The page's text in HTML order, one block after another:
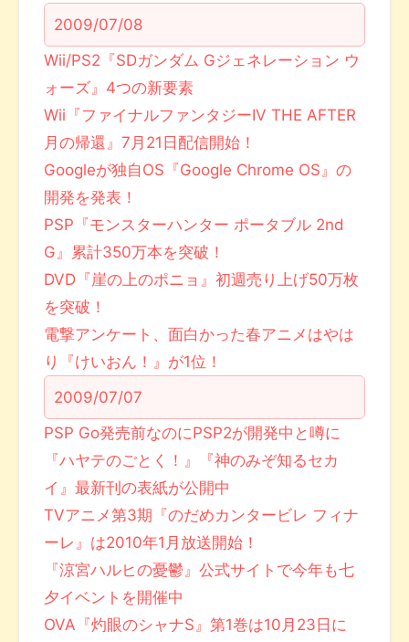
2009/07/08
Wii/PS2『SDガンダム Gジェネレーション ウ
ォーズ』4つの新要素
Wii『ファイナルファンタジーIV THE AFTER
月の帰還』7月21日配信開始！
Googleが独自OS『Google Chrome OS』の
開発を発表！
PSP『モンスターハンター ポータブル 2nd
G』累計350万本を突破！
DVD『崖の上のポニョ』初週売り上げ50万枚
を突破！
電撃アンケート、面白かった春アニメはやは
り『けいおん！』が1位！
2009/07/07
PSP Go発売前なのにPSP2が開発中と噂に
『ハヤテのごとく！』『神のみぞ知るセカ
イ』最新刊の表紙が公開中
TVアニメ第3期『のだめカンタービレ フィナ
ーレ』は2010年1月放送開始！
『涼宮ハルヒの憂鬱』公式サイトで今年も七
夕イベントを開催中
OVA『灼眼のシャナS』第1巻は10月23日に